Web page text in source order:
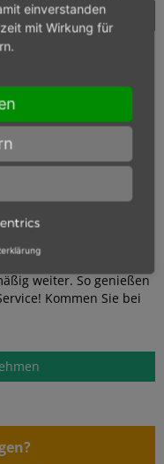
im Überblick
gehen wir nicht nur in
technischen
wir die digitale
zu diesem
Ordnung auf dem
Eingangsrechnungen
können zu
fotografiert und
weiter. So genießen
Kommen Sie bei
einverstanden
mit Wirkung für